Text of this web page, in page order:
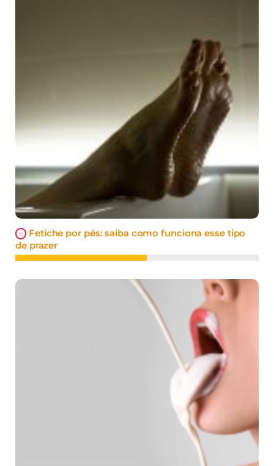
Fetiche por pés: saiba como funciona esse tipo
de prazer